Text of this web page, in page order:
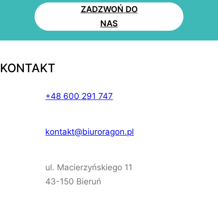
ZADZWOŃ DO
NAS
KONTAKT
+48 600 291 747
kontakt@biuroragon.pl
ul. Macierzyńskiego 11
43-150 Bieruń